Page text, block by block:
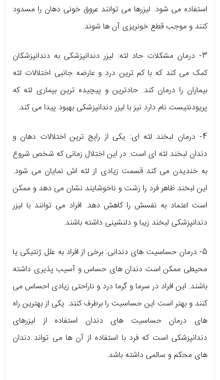
استفاده می شود. لیزرها می توانند عروق خونی دهان را مسدود
کنند و موجب قطع خونریزی آن ها شوند.
3- درمان مشکلات حاد لثه: لیزر دندانپزشکی به دندانپزشکان
کمک می کند که با کم ترین درد و عارضه جانبی اختلالات لثه
بیماران را درمان کند. حادترین و پیچیده ترین بیماری لثه که
پریودنتیست نام دارد نیز با لیزر دندانپزشکی بهبود پیدا می کند.
4- درمان لبخند لثه ای: یکی از رایج ترین اختلالات دهان و
دندان لبخند لثه ای است. در این اختلال زمانی که شخص شروع
به خندیدن می کند قسمت زیادی از لثه اش نمایان می شود.
این لبخند ظاهر فرد را زشت و ناخوشایند نشان می دهد و ممکن
است اعتماد به نفسش را کاهش دهد. افراد می توانند با لیزر
دندانپزشکی لبخند زیبا و دلنشینی داشته باشند.
5- درمان حساسیت های دندانی: برخی از افراد به علل ژنتیکی یا
محیطی ممکن است دندان های حساس و آسیب پذیری داشته
باشند. این افراد در سرما و گرما درد و ناراحتی زیادی احساس می
کنند و بهتر است این حساسیت را برطرف کنند. یکی از بهترین راه
های درمان حساسیت های دندان استفاده از لیزرهای
دندانپزشکی است که فرد با استفاده از آن ها می تواند دندان
های محکم و سالمی داشته باشد.